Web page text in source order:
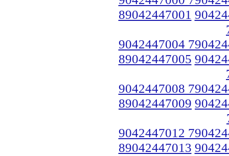
89042447001
9042447004
89042447005
9042447008
89042447009
9042447012
89042447013